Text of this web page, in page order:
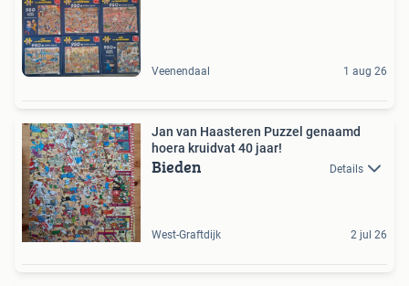
Veenendaal 1 aug 26
Jan van Haasteren Puzzel genaamd
hoera kruidvat 40 jaar!
Bieden Details
West-Graftdijk 2 jul 26